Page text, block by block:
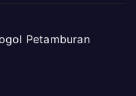
Petamburan